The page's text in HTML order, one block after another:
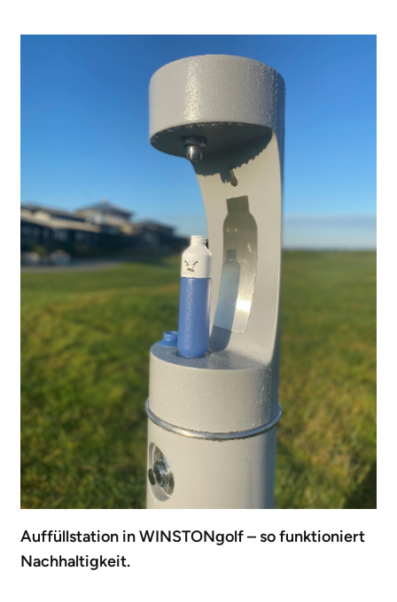
Auffüllstation in WINSTONgolf – so funktioniert
Nachhaltigkeit.